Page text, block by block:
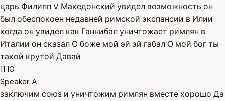
царь Филипп V Македонский увидел возможность он
был обеспокоен недавней римской экспансии в Илии
когда он увидел как Ганнибал уничтожает римлян в
Италии он сказал О боже мой эй эй габал О мой бог ты
такой крутой Давай
11:10
Speaker A
заключим союз и уничтожим римлян вместе хорошо Да